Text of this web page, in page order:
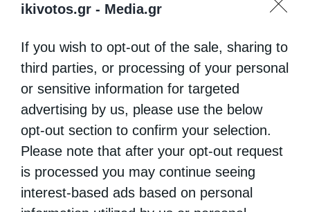
ikivotos.gr - Media.gr
If you wish to opt-out of the sale, sharing to
third parties, or processing of your personal
or sensitive information for targeted
advertising by us, please use the below
opt-out section to confirm your selection.
Please note that after your opt-out request
is processed you may continue seeing
interest-based ads based on personal